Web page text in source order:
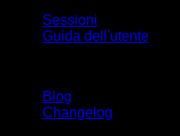
Sessioni
Guida dell'utente
Blog
Changelog